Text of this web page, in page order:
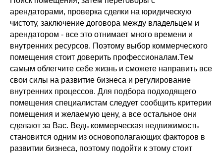
арендаторами, проверка сделки на юридическую
чистоту, заключение договора между владельцем и
арендатором - все это отнимает много времени и
внутренних ресурсов. Поэтому выбор коммерческого
помещения стоит доверить профессионалам.Тем
самым облегчите себе жизнь и сможете направить все
свои силы на развитие бизнеса и регулирование
внутренних процессов. Для подбора подходящего
помещения специалистам следует сообщить критерии
помещения и желаемую цену, а все остальное они
сделают за Вас. Ведь коммерческая недвижимость
становится одним из основополагающих факторов в
развитии бизнеса, поэтому подойти к этому стоит